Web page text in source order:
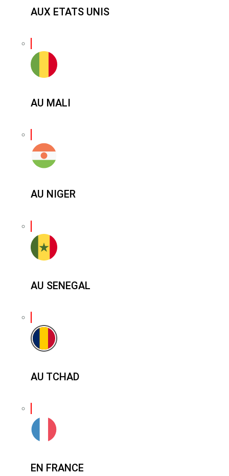
AUX ETATS UNIS
AU MALI
AU NIGER
AU SENEGAL
AU TCHAD
EN FRANCE